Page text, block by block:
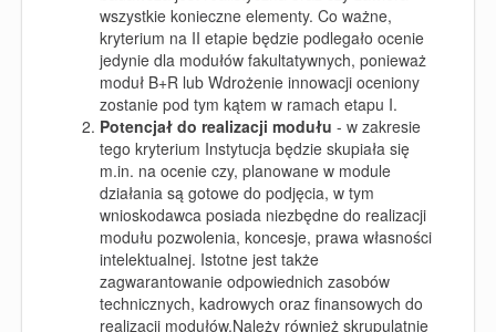
wszystkie konieczne elementy. Co ważne,
kryterium na II etapie będzie podlegało ocenie
jedynie dla modułów fakultatywnych, ponieważ
moduł B+R lub Wdrożenie innowacji oceniony
zostanie pod tym kątem w ramach etapu I.
Potencjał do realizacji modułu - w zakresie
tego kryterium Instytucja będzie skupiała się
m.in. na ocenie czy, planowane w module
działania są gotowe do podjęcia, w tym
wnioskodawca posiada niezbędne do realizacji
modułu pozwolenia, koncesje, prawa własności
intelektualnej. Istotne jest także
zagwarantowanie odpowiednich zasobów
technicznych, kadrowych oraz finansowych do
realizacji modułów.Należy również skrupulatnie